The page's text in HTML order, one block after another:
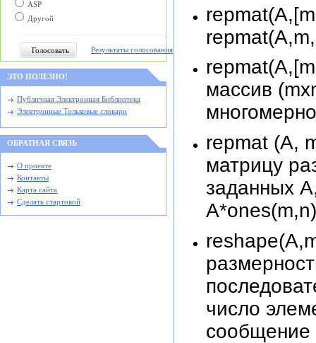
ASP
Другой
Результаты голосования
ЭТО ПОЛЕЗНО!
Публичная Электронная Библиотека
Электронные Тольковые словари
ОБРАТНАЯ СВЯЗЬ
О проекте
Контакты
Карта сайта
Сделать стартовой
массив
repmat (A,
матрицу
заданных
число